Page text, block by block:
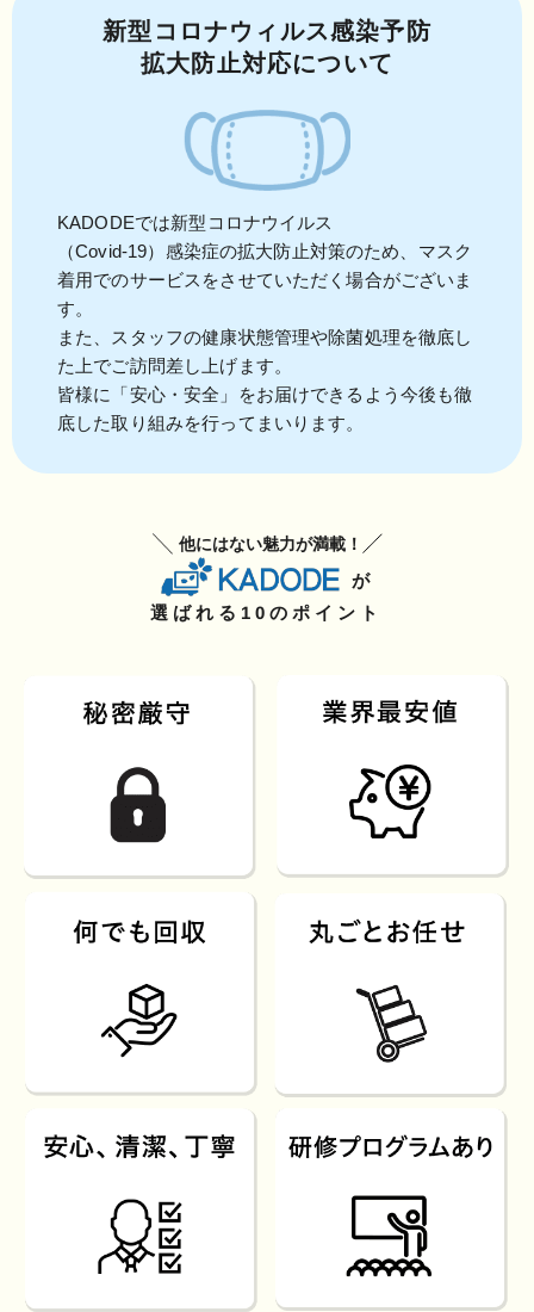
新型コロナウィルス感染予防
拡大防止対応について
KADODEでは新型コロナウイルス
（Covid-19）感染症の拡大防止対策のため、マスク
着用でのサービスをさせていただく場合がございま
す。
また、スタッフの健康状態管理や除菌処理を徹底し
た上でご訪問差し上げます。
皆様に「安心・安全」をお届けできるよう今後も徹
底した取り組みを行ってまいります。
他にはない魅力が満載！
が
選ばれる10のポイント